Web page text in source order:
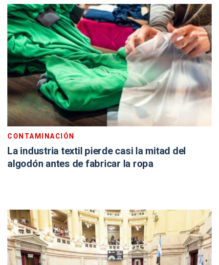
CONTAMINACIÓN
La industria textil pierde casi la mitad del
algodón antes de fabricar la ropa